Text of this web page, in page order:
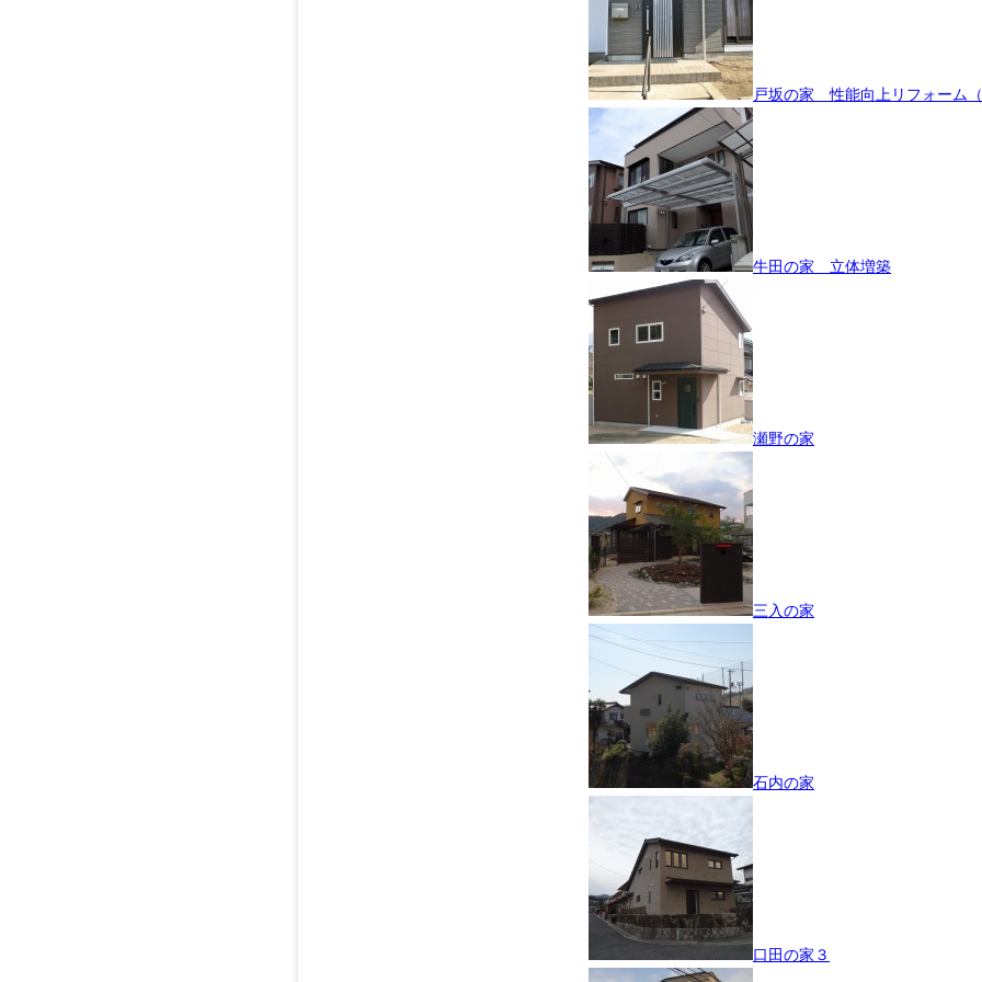
戸坂の家 性能向上リフォーム（
牛田の家 立体増築
瀬野の家
三入の家
石内の家
口田の家３